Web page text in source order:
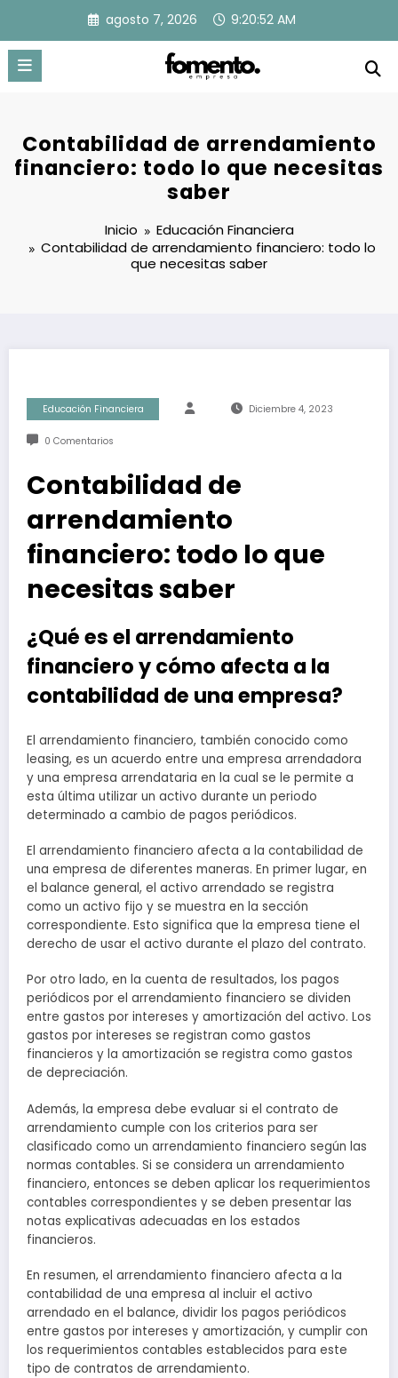
contenido
agosto 7, 2026 9:20:53 AM
Contabilidad de arrendamiento
financiero: todo lo que necesitas
saber
Inicio
Educación Financiera
Contabilidad de arrendamiento financiero: todo lo
que necesitas saber
Educación Financiera Diciembre 4, 2023
0 Comentarios
Contabilidad de
arrendamiento
financiero: todo lo que
necesitas saber
¿Qué es el arrendamiento
financiero y cómo afecta a la
contabilidad de una empresa?
El arrendamiento financiero, también conocido como
leasing, es un acuerdo entre una empresa arrendadora
y una empresa arrendataria en la cual se le permite a
esta última utilizar un activo durante un periodo
determinado a cambio de pagos periódicos.
El arrendamiento financiero afecta a la contabilidad de
una empresa de diferentes maneras. En primer lugar, en
el balance general, el activo arrendado se registra
como un activo fijo y se muestra en la sección
correspondiente. Esto significa que la empresa tiene el
derecho de usar el activo durante el plazo del contrato.
Por otro lado, en la cuenta de resultados, los pagos
periódicos por el arrendamiento financiero se dividen
entre gastos por intereses y amortización del activo. Los
gastos por intereses se registran como gastos
financieros y la amortización se registra como gastos
de depreciación.
Además, la empresa debe evaluar si el contrato de
arrendamiento cumple con los criterios para ser
clasificado como un arrendamiento financiero según las
normas contables. Si se considera un arrendamiento
financiero, entonces se deben aplicar los requerimientos
contables correspondientes y se deben presentar las
notas explicativas adecuadas en los estados
financieros.
En resumen, el arrendamiento financiero afecta a la
contabilidad de una empresa al incluir el activo
arrendado en el balance, dividir los pagos periódicos
entre gastos por intereses y amortización, y cumplir con
los requerimientos contables establecidos para este
tipo de contratos de arrendamiento.